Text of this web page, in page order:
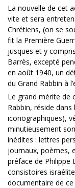
La nouvelle de cet
vite et sera
Chrétiens, (on se
fit la Première
jusques et y
Barrès, excepté
en août 1940, un
du Grand Rabbin à
Le grand mérite de
Rabbin, réside
iconographiques),
minutieusement
inédites : lettres
journaux, poèmes,
préface de Philippe
consistoires
documentaire de ce